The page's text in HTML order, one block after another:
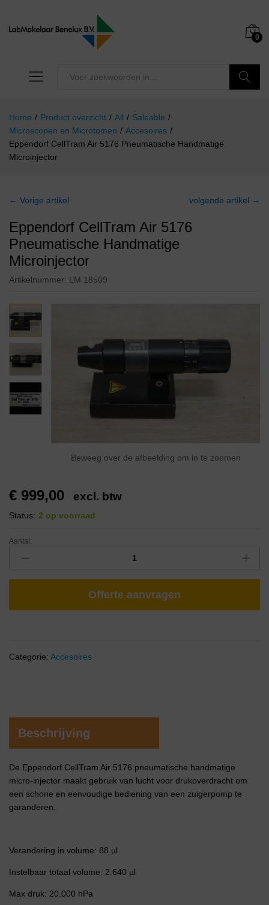
0
Home / Product overzicht / All / Saleable /
Microscopen en Microtomen / Accesoires /
Eppendorf CellTram Air 5176 Pneumatische Handmatige
Microinjector
← Vorige artikel volgende artikel →
Eppendorf CellTram Air 5176
Pneumatische Handmatige
Microinjector
Artikelnummer: LM 18509
Beweeg over de afbeelding om in te zoomen
€ 999,00 excl. btw
Status: 2 op voorraad
Aantal:
Offerte aanvragen
Categorie: Accesoires
Beschrijving
De Eppendorf CellTram Air 5176 pneumatische handmatige
micro-injector maakt gebruik van lucht voor drukoverdracht om
een schone en eenvoudige bediening van een zuigerpomp te
garanderen.
Verandering in volume: 88 µl
Instelbaar totaal volume: 2.640 µl
Max druk: 20.000 hPa